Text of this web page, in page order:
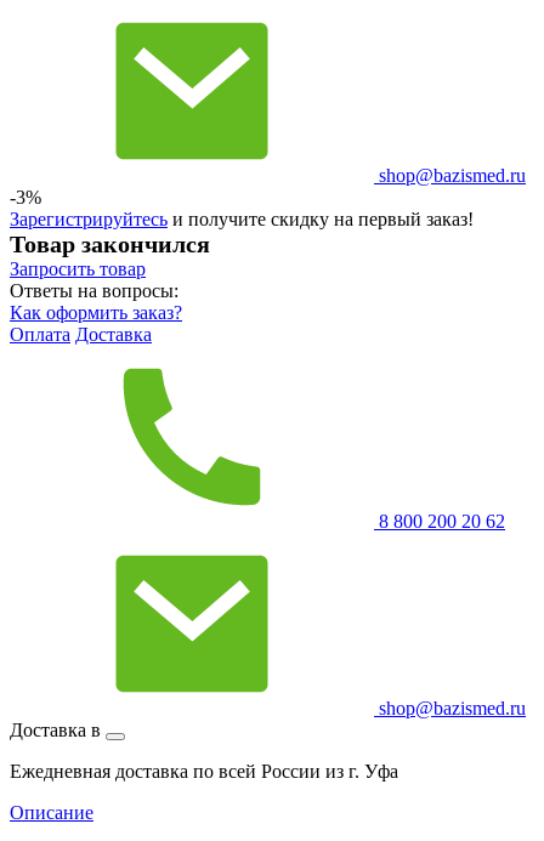
shop@bazismed.ru
-3%
Зарегистрируйтесь и получите скидку на первый заказ!
Товар закончился
Запросить товар
Ответы на вопросы:
Как оформить заказ?
Оплата Доставка
8 800 200 20 62
shop@bazismed.ru
Доставка в
Ежедневная доставка по всей России из г. Уфа
Описание